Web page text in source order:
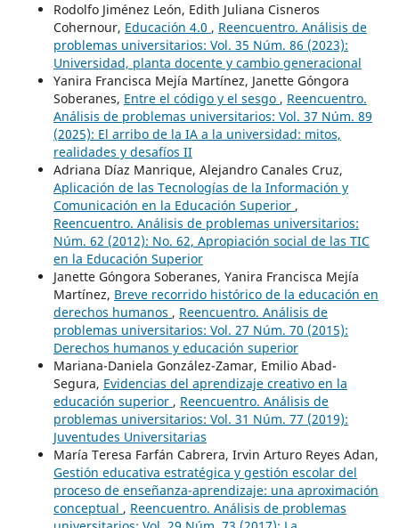
Rodolfo Jiménez León, Edith Juliana Cisneros
Cohernour, Educación 4.0 , Reencuentro. Análisis de
problemas universitarios: Vol. 35 Núm. 86 (2023):
Universidad, planta docente y cambio generacional
Yanira Francisca Mejía Martínez, Janette Góngora
Soberanes, Entre el código y el sesgo , Reencuentro.
Análisis de problemas universitarios: Vol. 37 Núm. 89
(2025): El arribo de la IA a la universidad: mitos,
realidades y desafíos II
Adriana Díaz Manrique, Alejandro Canales Cruz,
Aplicación de las Tecnologías de la Información y
Comunicación en la Educación Superior ,
Reencuentro. Análisis de problemas universitarios:
Núm. 62 (2012): No. 62, Apropiación social de las TIC
en la Educación Superior
Janette Góngora Soberanes, Yanira Francisca Mejía
Martínez, Breve recorrido histórico de la educación en
derechos humanos , Reencuentro. Análisis de
problemas universitarios: Vol. 27 Núm. 70 (2015):
Derechos humanos y educación superior
Mariana-Daniela González-Zamar, Emilio Abad-
Segura, Evidencias del aprendizaje creativo en la
educación superior , Reencuentro. Análisis de
problemas universitarios: Vol. 31 Núm. 77 (2019):
Juventudes Universitarias
María Teresa Farfán Cabrera, Irvin Arturo Reyes Adan,
Gestión educativa estratégica y gestión escolar del
proceso de enseñanza-aprendizaje: una aproximación
conceptual , Reencuentro. Análisis de problemas